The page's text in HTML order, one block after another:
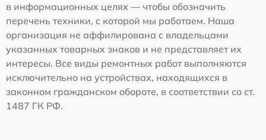
в информационных целях — чтобы обозначить
перечень техники, с которой мы работаем. Наша
организация не аффилирована с владельцами
указанных товарных знаков и не представляет их
интересы. Все виды ремонтных работ выполняются
исключительно на устройствах, находящихся в
законном гражданском обороте, в соответствии со ст.
1487 ГК РФ.